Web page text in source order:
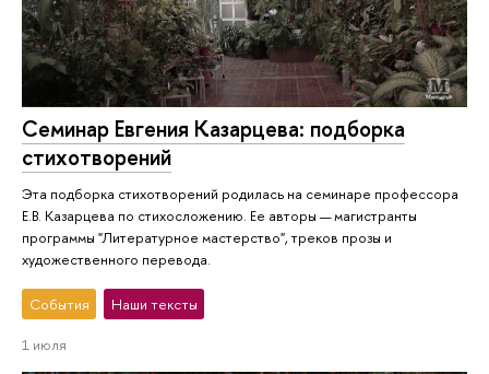
Семинар Евгения Казарцева: подборка
стихотворений
Эта подборка стихотворений родилась на семинаре профессора
Е.В. Казарцева по стихосложению. Ее авторы — магистранты
программы "Литературное мастерство", треков прозы и
художественного перевода.
События Наши тексты
1 июля